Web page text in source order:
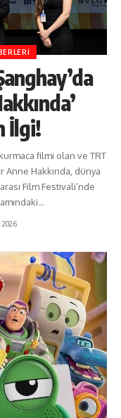
İlgi!
filmi olan ve TRT
Anne Hakkında, dünya
Film Festivali’nde
2026